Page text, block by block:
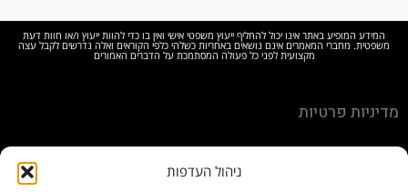
ניהול העדפות
המידע המופיע באתר אינו יכול להחליף ייעוץ משפטי אישי ואין בו כדי להוות ייעוץ ו/או חוות דעת
משפטית. מחברי המאמרים אינם נושאים באחריות כשלהי כלפי הקוראים ואלה נדרשים לקבל עצה
מקצועית לפני כל פעולה המסתמכת על הדברים האמורים
מדיניות פרטיות
2026© כל הזכויות שמורות למיכל מוזס – משרד עורכי דין